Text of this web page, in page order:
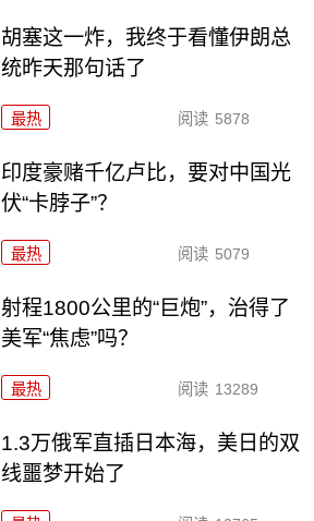
胡塞这一炸，我终于看懂伊朗总
统昨天那句话了
最热 阅读 5878
印度豪赌千亿卢比，要对中国光
伏“卡脖子”？
最热 阅读 5079
射程1800公里的“巨炮”，治得了
美军“焦虑”吗？
最热 阅读 13289
1.3万俄军直插日本海，美日的双
线噩梦开始了